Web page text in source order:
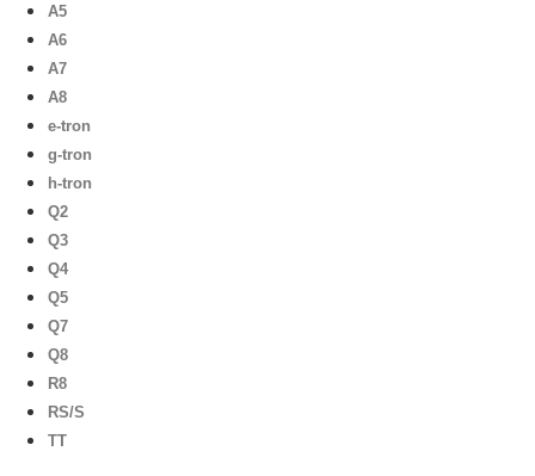
A5
A6
A7
A8
e-tron
g-tron
h-tron
Q2
Q3
Q4
Q5
Q7
Q8
R8
RS/S
TT